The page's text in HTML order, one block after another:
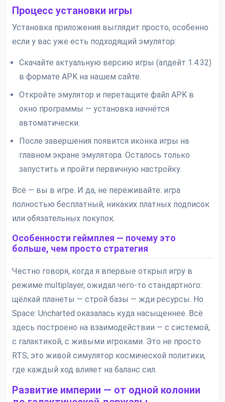
Процесс установки игры
Установка приложения выглядит просто, особенно
если у вас уже есть подходящий эмулятор:
Скачайте актуальную версию игры (апдейт 1.4.32)
в формате APK на нашем сайте.
Откройте эмулятор и перетащите файл APK в
окно программы — установка начнётся
автоматически.
После завершения появится иконка игры на
главном экране эмулятора. Осталось только
запустить и пройти первичную настройку.
Всё — вы в игре. И да, не переживайте: игра
полностью бесплатный, никаких платных подписок
или обязательных покупок.
Особенности геймплея — почему это
больше, чем просто стратегия
Честно говоря, когда я впервые открыл игру в
режиме multiplayer, ожидал чего-то стандартного:
щёлкай планеты — строй базы — жди ресурсы. Но
Space: Uncharted оказалась куда насыщеннее. Всё
здесь построено на взаимодействии — с системой,
с галактикой, с живыми игроками. Это не просто
RTS, это живой симулятор космической политики,
где каждый ход влияет на баланс сил.
Развитие империи — от одной колонии